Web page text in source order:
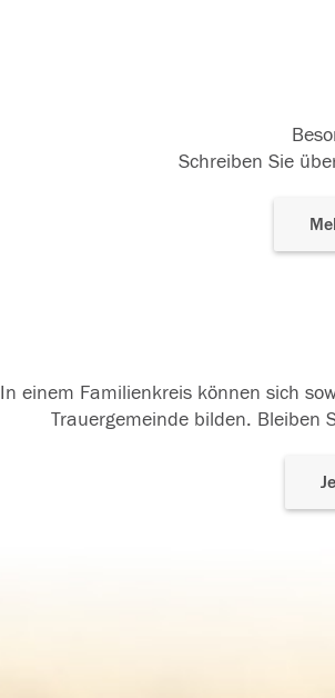
Schreiben Sie
In einem Familienkreis können sich
Trauergemeinde bilden. Bleiben